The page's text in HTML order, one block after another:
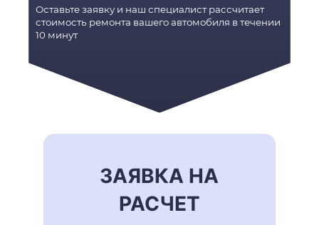
Оставьте заявку и наш специалист рассчитает
стоимость ремонта вашего автомобиля в течении
10 минут
ЗАЯВКА НА
РАСЧЕТ